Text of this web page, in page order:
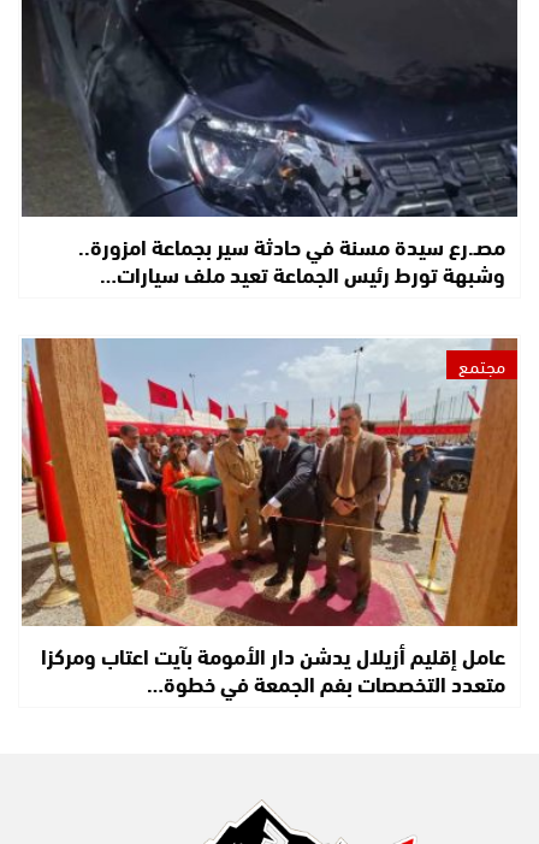
مصـ.رع سيدة مسنة في حادثة سير بجماعة امزورة..
وشبهة تورط رئيس الجماعة تعيد ملف سيارات…
مجتمع
عامل إقليم أزيلال يدشن دار الأمومة بآيت اعتاب ومركزا
متعدد التخصصات بفم الجمعة في خطوة…